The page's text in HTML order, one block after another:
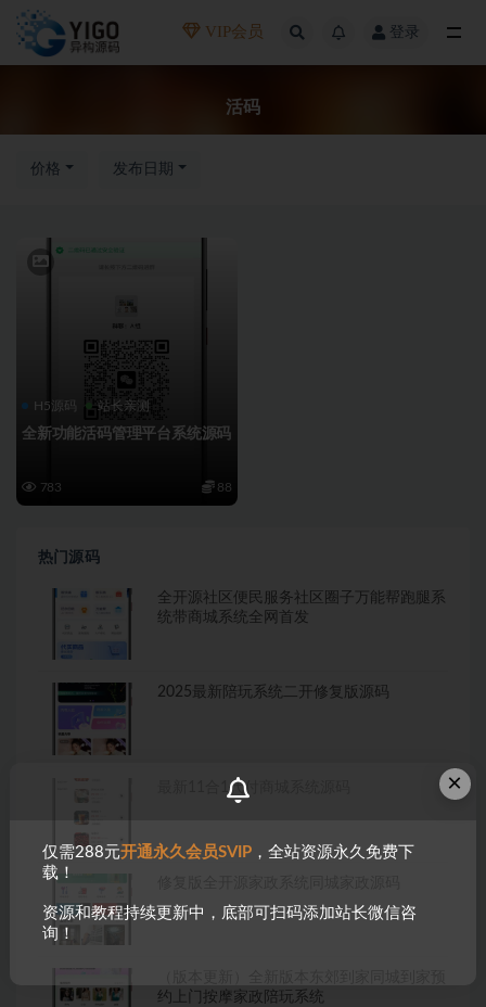
VIP会员 登录
活码
价格 发布日期
H5源码 站长亲测
全新功能活码管理平台系统源码
783 88
热门源码
全开源社区便民服务社区圈子万能帮跑腿系
统带商城系统全网首发
2025最新陪玩系统二开修复版源码
最新11合1代付商城系统源码
约上门按摩家政陪玩系统
×
仅需288元开通永久会员SVIP ，全站资源永久免费下
载！
资源和教程持续更新中，底部可扫码添加站长微信咨
询！